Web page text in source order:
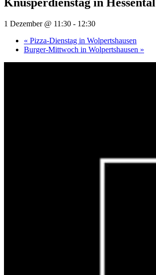
Knusperdienstag in Hessental
1 Dezember @ 11:30 - 12:30
« Pizza-Dienstag in Wolpertshausen
Burger-Mittwoch in Wolpertshausen »